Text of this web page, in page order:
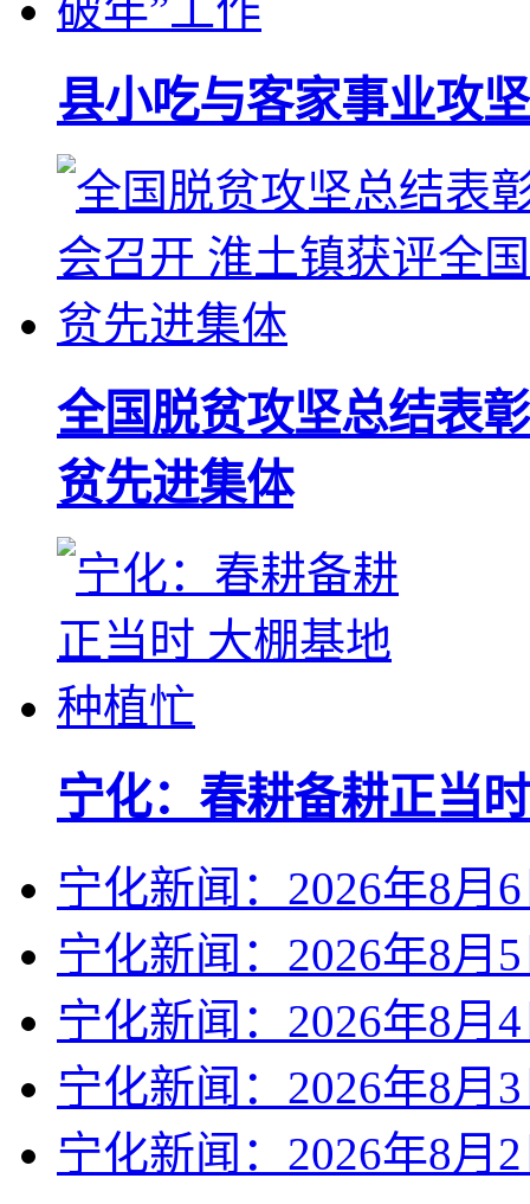
县小吃与客家事业攻
全国脱贫攻坚总结表
贫先进集体
宁化：春耕备耕正当
宁化新闻：2026年8月
宁化新闻：2026年8月
宁化新闻：2026年8月
宁化新闻：2026年8月
宁化新闻：2026年8月